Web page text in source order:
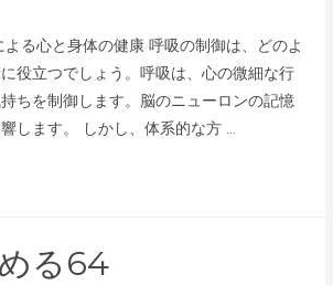
る心と身体の健康 呼吸の制御は、どのよ
役立つでしょう。呼吸は、心の微細な行
ちを制御します。脳のニューロンの記憶
します。 しかし、体系的な方 …
る64